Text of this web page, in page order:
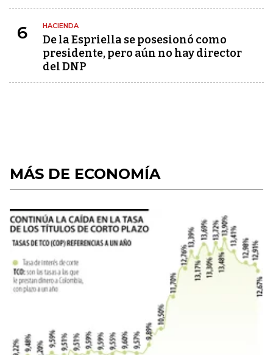
6 HACIENDA
De la Espriella se posesionó como
presidente, pero aún no hay director
del DNP
MÁS DE ECONOMÍA